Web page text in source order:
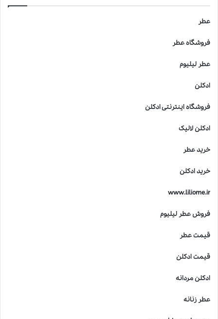
عطر
فروشگاه عطر
عطر لیلیوم
ادکلن
فروشگاه اینترنتی ادکلن
ادکلن لالیک
خرید عطر
خرید ادکلن
www.liliome.ir
فروش عطر لیلیوم
قیمت عطر
قیمت ادکلن
ادکلن مردانه
عطر زنانه